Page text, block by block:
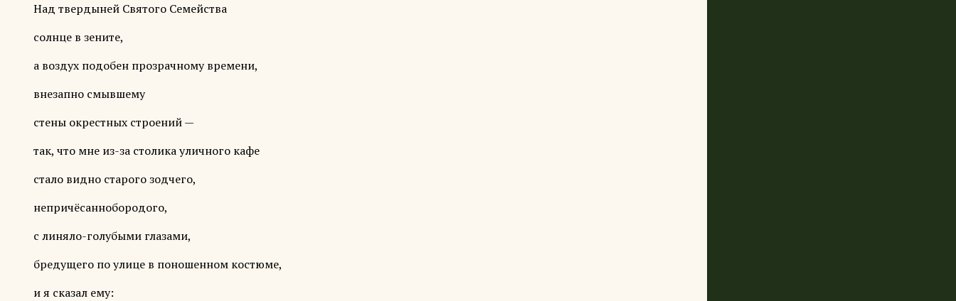
Над твердыней Святого Семейства
солнце в зените,
а воздух подобен прозрачному времени,
внезапно смывшему
стены окрестных строений —
так, что мне из-за столика уличного кафе
стало видно старого зодчего,
непричёсаннобородого,
с линяло-голубыми глазами,
бредущего по улице в поношенном костюме,
и я сказал ему: